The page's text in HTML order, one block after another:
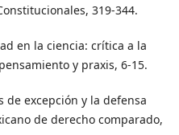
319-344.
en la ciencia: crítica a la
y praxis, 6-15.
de excepción y la defensa
de derecho comparado,